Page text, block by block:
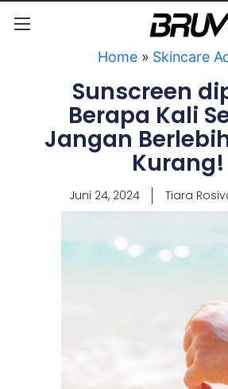
Home» Skincare
Sunscreen
Berapa Kali
Jangan
Kurang!
Juni 24, 2024 Tiara